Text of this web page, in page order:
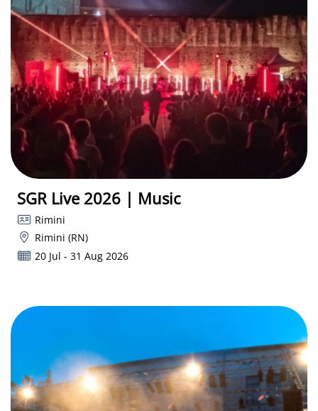
SGR Live 2026 | Music
Rimini
Rimini (RN)
20 Jul - 31 Aug 2026